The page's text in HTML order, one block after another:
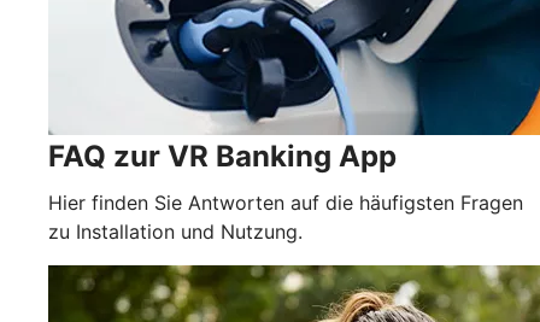
FAQ zur VR Banking App
Hier finden Sie Antworten auf die häufigsten Fragen
zu Installation und Nutzung.